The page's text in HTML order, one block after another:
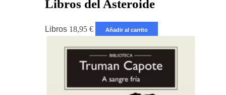
Libros del Asteroide
Libros 18,95€ Añadir al carrito